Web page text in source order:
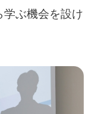
ぶ機会を設け